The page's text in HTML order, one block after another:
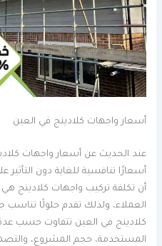
أسعار واجهات كلادينج في العين
عند الحديث عن أسعار واجهات
أسعارًا تنافسية للغاية دون
أن تكلفة تركيب واجهات كلادينج هي
العملاء، ولذلك تقدم حلولًا تناسب
كلادينج في العين تتفاوت حسب
المستخدمة، حجم المشروع،